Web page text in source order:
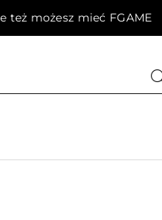
też możesz mieć FGAME